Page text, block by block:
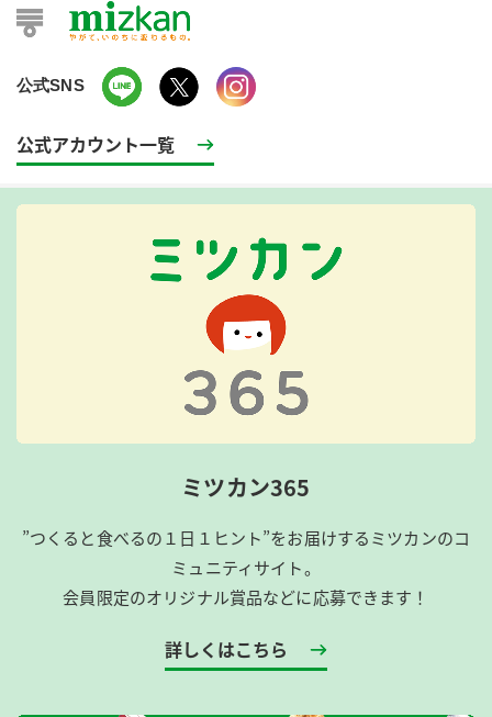
公式SNS
公式アカウント一覧
ミツカン365
”つくると食べるの１日１ヒント”をお届けするミツカンのコ
ミュニティサイト。
会員限定のオリジナル賞品などに応募できます！
詳しくはこちら